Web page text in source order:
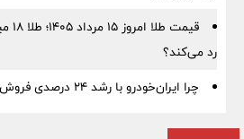
رد می‌کند؟
چرا ایران‌خودرو با رشد ۲۴ درصدی فروش، ۲۲.۵ همت زیان ساخت؟